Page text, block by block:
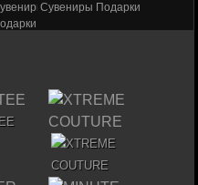
Сувениры Подарки